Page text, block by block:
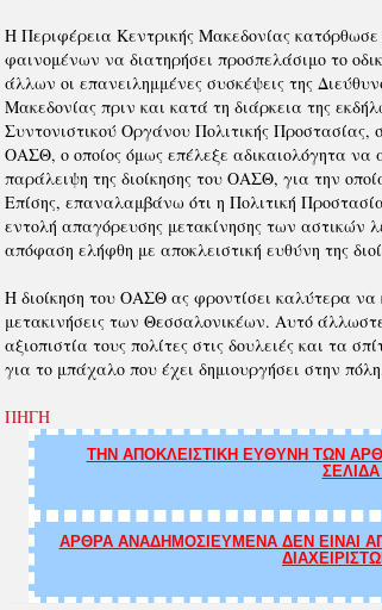
Η Περιφέρεια Κεντρικής Μακεδονίας
φαινομένων να διατηρήσει προσπελάσιμο το
άλλων οι επανειλημμένες συσκέψεις της
Μακεδονίας πριν και κατά τη διάρκεια της
Συντονιστικού Οργάνου Πολιτικής Προστασίας,
ΟΑΣΘ, ο οποίος όμως επέλεξε αδικαιολόγητα
παράλειψη της διοίκησης του ΟΑΣΘ, για την
Επίσης, επαναλαμβάνω ότι η Πολιτική
εντολή απαγόρευσης μετακίνησης των αστικών
απόφαση ελήφθη με αποκλειστική ευθύνη της
Η διοίκηση του ΟΑΣΘ ας φροντίσει καλύτερα να
μετακινήσεις των Θεσσαλονικέων. Αυτό
αξιοπιστία τους πολίτες στις δουλειές και τα
για το μπάχαλο που έχει δημιουργήσει στην
ΠΗΓΗ
ΤΗΝ ΑΠΟΚΛΕΙΣΤΙΚΗ ΕΥΘΥΝΗ ΤΩΝ
ΑΡΘΡΑ ΑΝΑΔΗΜΟΣΙΕΥΜΕΝΑ ΔΕΝ ΕΙΝΑΙ